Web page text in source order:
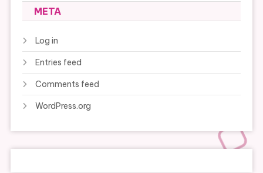
META
Log in
Entries feed
Comments feed
WordPress.org